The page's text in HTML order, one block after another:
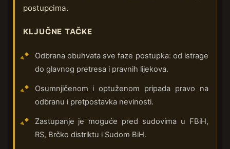
postupcima.
KLJUČNE TAČKE
Odbrana obuhvata sve faze postupka: od istrage
do glavnog pretresa i pravnih lijekova.
Osumnjičenom i optuženom pripada pravo na
odbranu i pretpostavka nevinosti.
Zastupanje je moguće pred sudovima u FBiH,
RS, Brčko distriktu i Sudom BiH.